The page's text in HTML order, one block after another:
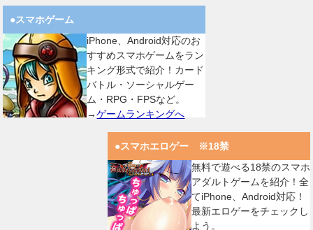
●スマホゲーム
iPhone、Android対応のお
すすめスマホゲームをラン
キング形式で紹介！カード
バトル・ソーシャルゲー
ム・RPG・FPSなど。
→ゲームランキングへ
●スマホエロゲー ※18禁
無料で遊べる18禁のスマホ
アダルトゲームを紹介！全
てiPhone、Android対応！
最新エロゲーをチェックし
よう。